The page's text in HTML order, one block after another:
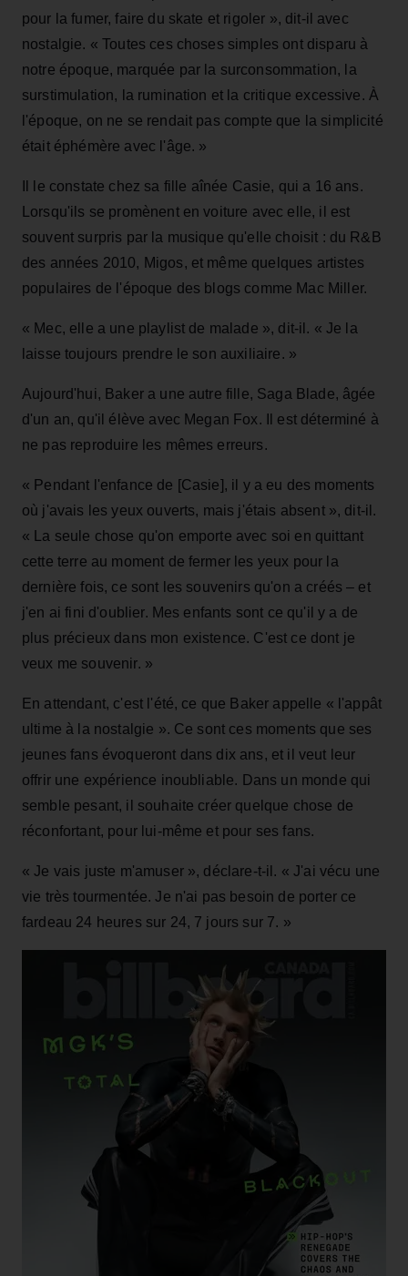
pour la fumer, faire du skate et rigoler », dit-il avec
nostalgie. « Toutes ces choses simples ont disparu à
notre époque, marquée par la surconsommation, la
surstimulation, la rumination et la critique excessive. À
l'époque, on ne se rendait pas compte que la simplicité
était éphémère avec l'âge. »
Il le constate chez sa fille aînée Casie, qui a 16 ans.
Lorsqu'ils se promènent en voiture avec elle, il est
souvent surpris par la musique qu'elle choisit : du R&B
des années 2010, Migos, et même quelques artistes
populaires de l'époque des blogs comme Mac Miller.
« Mec, elle a une playlist de malade », dit-il. « Je la
laisse toujours prendre le son auxiliaire. »
Aujourd'hui, Baker a une autre fille, Saga Blade, âgée
d'un an, qu'il élève avec Megan Fox. Il est déterminé à
ne pas reproduire les mêmes erreurs.
« Pendant l'enfance de [Casie], il y a eu des moments
où j'avais les yeux ouverts, mais j'étais absent », dit-il.
« La seule chose qu'on emporte avec soi en quittant
cette terre au moment de fermer les yeux pour la
dernière fois, ce sont les souvenirs qu'on a créés – et
j'en ai fini d'oublier. Mes enfants sont ce qu'il y a de
plus précieux dans mon existence. C'est ce dont je
veux me souvenir. »
En attendant, c'est l'été, ce que Baker appelle « l'appât
ultime à la nostalgie ». Ce sont ces moments que ses
jeunes fans évoqueront dans dix ans, et il veut leur
offrir une expérience inoubliable. Dans un monde qui
semble pesant, il souhaite créer quelque chose de
réconfortant, pour lui-même et pour ses fans.
« Je vais juste m'amuser », déclare-t-il. « J'ai vécu une
vie très tourmentée. Je n'ai pas besoin de porter ce
fardeau 24 heures sur 24, 7 jours sur 7. »